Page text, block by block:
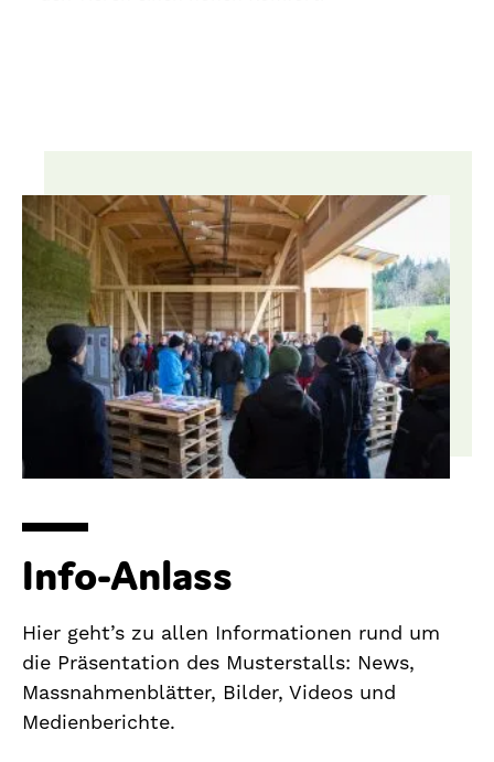
Info-Anlass
Hier geht’s zu allen Informationen rund um
die Präsentation des Musterstalls: News,
Massnahmenblätter, Bilder, Videos und
Medienberichte.